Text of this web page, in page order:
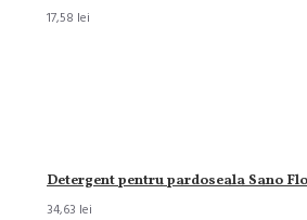
17,58 lei
Detergent pentru pardoseala Sano
34,63 lei